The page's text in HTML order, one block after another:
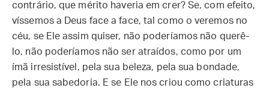
contrário, que mérito haveria em crer? Se, com efeito,
víssemos a Deus face a face, tal como o veremos no
céu, se Ele assim quiser, não poderíamos não querê-
lo, não poderíamos não ser atraídos, como por um
ímã irresistível, pela sua beleza, pela sua bondade,
pela sua sabedoria. E se Ele nos criou como criaturas